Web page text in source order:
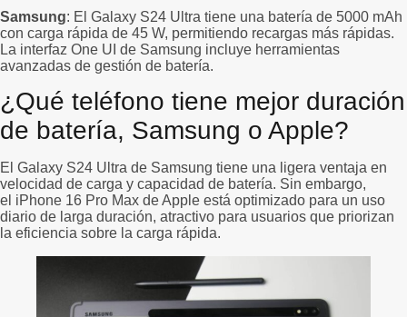
Samsung: El Galaxy S24 Ultra tiene una batería de 5000 mAh
con carga rápida de 45 W, permitiendo recargas más rápidas.
La interfaz One UI de Samsung incluye herramientas
avanzadas de gestión de batería.
¿Qué teléfono tiene mejor duración
de batería, Samsung o Apple?
El Galaxy S24 Ultra de Samsung tiene una ligera ventaja en
velocidad de carga y capacidad de batería. Sin embargo,
el iPhone 16 Pro Max de Apple está optimizado para un uso
diario de larga duración, atractivo para usuarios que priorizan
la eficiencia sobre la carga rápida.